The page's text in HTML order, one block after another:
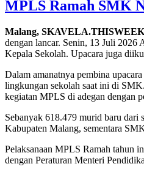
MPLS Ramah SMK
Malang,
dengan lancar. Senin, 13 Juli 2026
Kepala Sekolah. Upacara juga
Dalam amanatnya pembina
lingkungan sekolah saat ini di
kegiatan MPLS di adegan dengan
Sebanyak 618.479 murid baru dari
Kabupaten Malang, sementara
Pelaksanaan MPLS Ramah tahun
dengan Peraturan Menteri